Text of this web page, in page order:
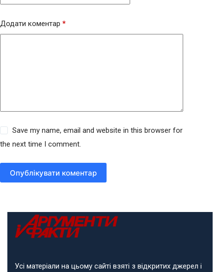
Додати коментар *
Save my name, email and website in this browser for
the next time I comment.
Опублікувати коментар
Усі матеріали на цьому сайті взяті з відкритих джерел і